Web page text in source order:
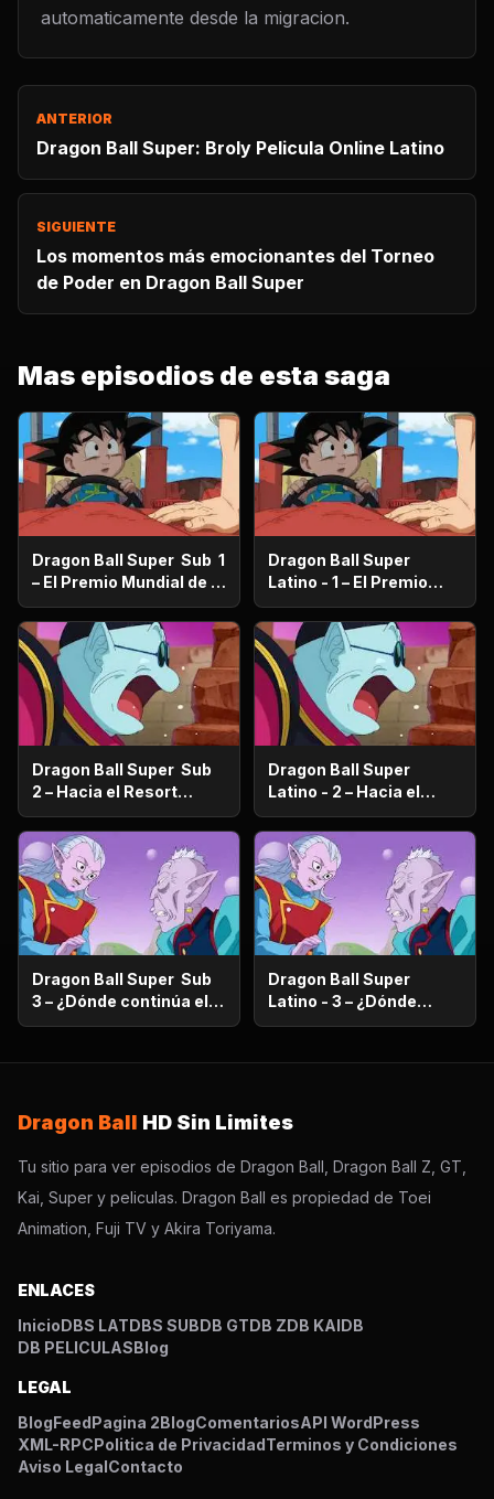
automaticamente desde la migracion.
ANTERIOR
Dragon Ball Super: Broly Pelicula Online Latino
SIGUIENTE
Los momentos más emocionantes del Torneo
de Poder en Dragon Ball Super
Mas episodios de esta saga
Dragon Ball Super Sub 1
– El Premio Mundial de la
Paz ¿Quién se quedará
con los 100 millones de
Zenis?
Dragon Ball Super
Latino - 1 – El Premio
Mundial de la Paz
¿Quién se quedará con
los 100 millones de
Zenis?
Dragon Ball Super Sub
2 – Hacia el Resort
prometido ¿Vegeta se va
de viaje familiar?
Dragon Ball Super
Latino - 2 – Hacia el
Resort prometido
¿Vegeta se va de viaje
familiar?
Dragon Ball Super Sub
3 – ¿Dónde continúa el
sueño? ¡Encuentra al
Dragon Ball Super
Latino - 3 – ¿Dónde
continúa el sueño?
Saiyajin Dios!
Dragon Ball HD Sin Limites
Tu sitio para ver episodios de Dragon Ball, Dragon Ball Z, GT,
Kai, Super y peliculas. Dragon Ball es propiedad de Toei
Animation, Fuji TV y Akira Toriyama.
ENLACES
InicioDBS LATDBS SUBDB GTDB ZDB KAIDB
DB PELICULASBlog
LEGAL
BlogFeedPagina 2BlogComentariosAPI WordPress
XML-RPCPolitica de PrivacidadTerminos y Condiciones
Aviso LegalContacto